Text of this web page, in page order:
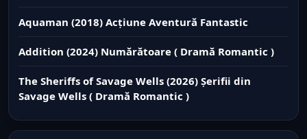
Aquaman (2018) Acțiune Aventură Fantastic
Addition (2024) Numărătoare ( Dramă Romantic )
The Sheriffs of Savage Wells (2026) Șerifii din
Savage Wells ( Dramă Romantic )